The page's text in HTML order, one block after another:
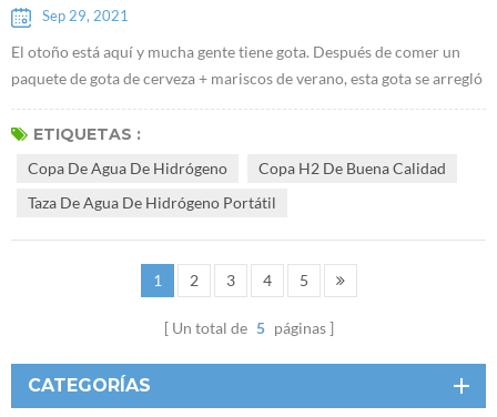
Sep 29, 2021
El otoño está aquí y mucha gente tiene gota. Después de comer un
paquete de gota de cerveza + mariscos de verano, esta gota se arregló
con éxito. La gota es un dolor articular causado por la acumulación
gradual de ácido úrico en el cuerpo y finalmente depósitos en las
ETIQUETAS :
Copa De Agua De Hidrógeno
Copa H2 De Buena Calidad
Taza De Agua De Hidrógeno Portátil
1 2 3 4 5
Un total de 5 páginas
CATEGORÍAS